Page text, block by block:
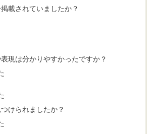
載されていましたか？
現は分かりやすかったですか？
けられましたか？